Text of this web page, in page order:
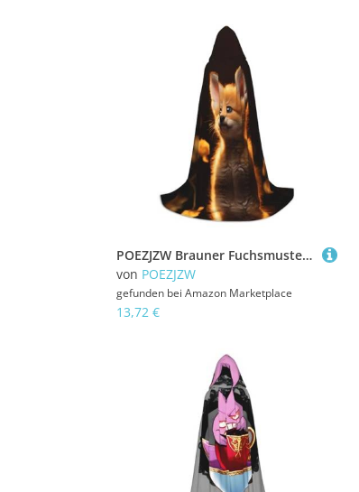
POEZJZW Brauner Fuchsmuster Kapuzenumhang Robe Kostüm Umhang für Erwachsene Männer Frauen Weihnachten Hoodies Umhang Cosplay Kostüme M
von POEZJZW
gefunden bei Amazon Marketplace
13,72 €